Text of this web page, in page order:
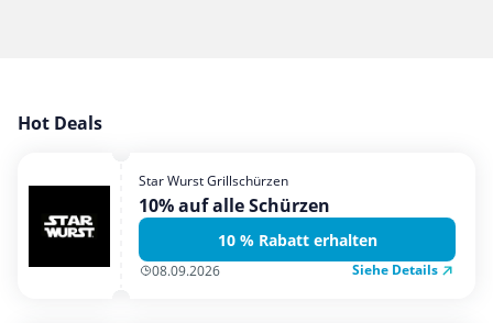
Garten, Haushalt & Tiere
Mobilfunk & Internet
Mode & Accessoires
Shopping
Hot Deals
Star Wurst Grillschürzen
10% auf alle Schürzen
10 % Rabatt erhalten
08.09.2026 Siehe Details